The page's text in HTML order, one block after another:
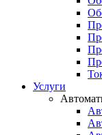
Услуги